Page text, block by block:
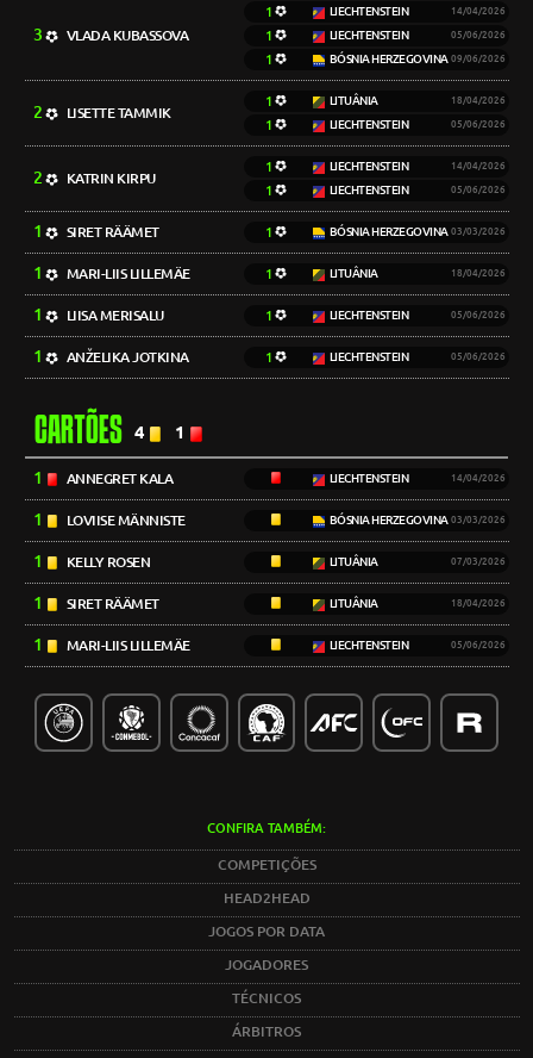
3 VLADA KUBASSOVA
1 LIECHTENSTEIN 14/04/2026
1 LIECHTENSTEIN 05/06/2026
1 BÓSNIA HERZEGOVINA 09/06/2026
2 LISETTE TAMMIK
1 LITUÂNIA 18/04/2026
1 LIECHTENSTEIN 05/06/2026
2 KATRIN KIRPU
1 LIECHTENSTEIN 14/04/2026
1 LIECHTENSTEIN 05/06/2026
1 SIRET RÄÄMET 1 BÓSNIA HERZEGOVINA 03/03/2026
1 MARI-LIIS LILLEMÄE 1 LITUÂNIA 18/04/2026
1 LIISA MERISALU 1 LIECHTENSTEIN 05/06/2026
1 ANŽELIKA JOTKINA 1 LIECHTENSTEIN 05/06/2026
CARTÕES 4 1
1 ANNEGRET KALA LIECHTENSTEIN 14/04/2026
1 LOVIISE MÄNNISTE BÓSNIA HERZEGOVINA 03/03/2026
1 KELLY ROSEN LITUÂNIA 07/03/2026
1 SIRET RÄÄMET LITUÂNIA 18/04/2026
1 MARI-LIIS LILLEMÄE LIECHTENSTEIN 05/06/2026
CONFIRA TAMBÉM:
COMPETIÇÕES
HEAD2HEAD
JOGOS POR DATA
JOGADORES
TÉCNICOS
ÁRBITROS